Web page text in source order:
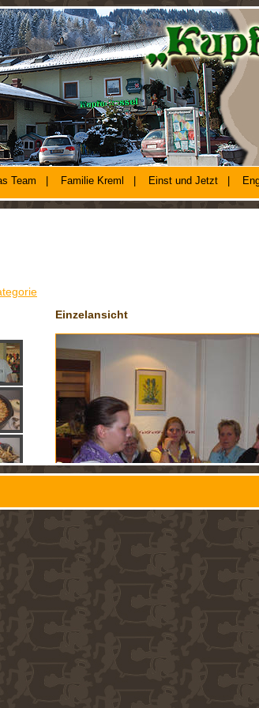
Team Familie Kreml Einst und Jetzt
Einzelansicht